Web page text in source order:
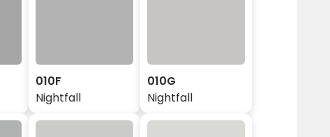
010F
Nightfall
010G
Nightfall